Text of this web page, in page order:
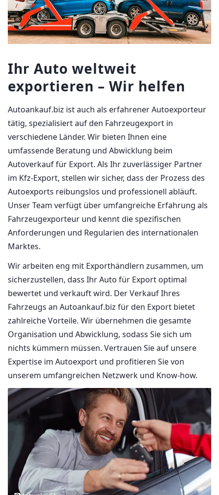
Ihr Auto weltweit
exportieren – Wir helfen
Autoankauf.biz ist auch als erfahrener Autoexporteur
tätig, spezialisiert auf den Fahrzeugexport in
verschiedene Länder. Wir bieten Ihnen eine
umfassende Beratung und Abwicklung beim
Autoverkauf für Export. Als Ihr zuverlässiger Partner
im Kfz-Export, stellen wir sicher, dass der Prozess des
Autoexports reibungslos und professionell abläuft.
Unser Team verfügt über umfangreiche Erfahrung als
Fahrzeugexporteur und kennt die spezifischen
Anforderungen und Regularien des internationalen
Marktes.
Wir arbeiten eng mit Exporthändlern zusammen, um
sicherzustellen, dass Ihr Auto für Export optimal
bewertet und verkauft wird. Der Verkauf Ihres
Fahrzeugs an Autoankauf.biz für den Export bietet
zahlreiche Vorteile. Wir übernehmen die gesamte
Organisation und Abwicklung, sodass Sie sich um
nichts kümmern müssen. Vertrauen Sie auf unsere
Expertise im Autoexport und profitieren Sie von
unserem umfangreichen Netzwerk und Know-how.